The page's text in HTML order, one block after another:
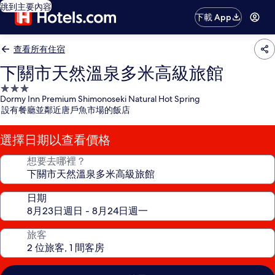
跳到主要內容
下載 App
查看所有住宿
下關市天然溫泉多米高級旅館
3.0
星
級
住
宿
Dormy Inn Premium Shimonoseki Natural Hot Spring
設有餐廳並鄰近唐戶魚市場的飯店
選擇日期以查看價格
想要去哪裡？
日期
旅客